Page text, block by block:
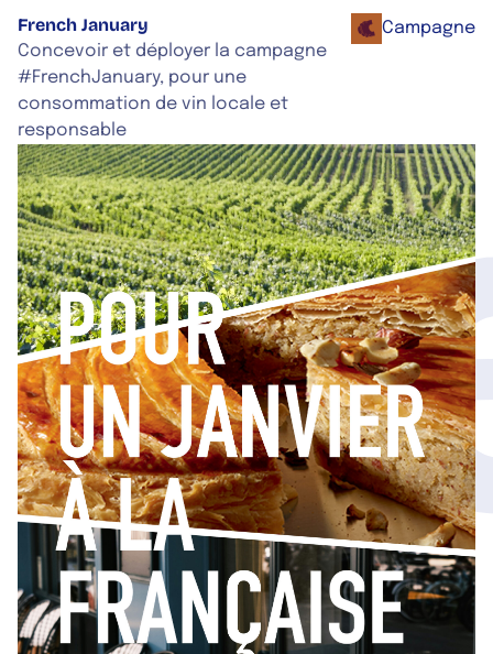
French January
Concevoir et déployer la campagne
#FrenchJanuary, pour une
consommation de vin locale et
responsable
Campagne